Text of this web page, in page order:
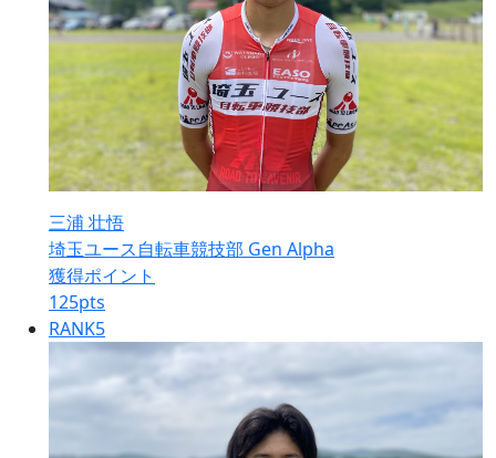
三浦 壮悟
埼玉ユース自転車競技部 Gen Alpha
獲得ポイント
125pts
RANK5